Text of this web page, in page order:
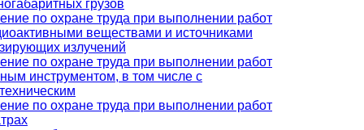
грузов
по охране труда при выполнении работ
веществами и источниками
излучений
по охране труда при выполнении работ
инструментом, в том числе с
по охране труда при выполнении работ